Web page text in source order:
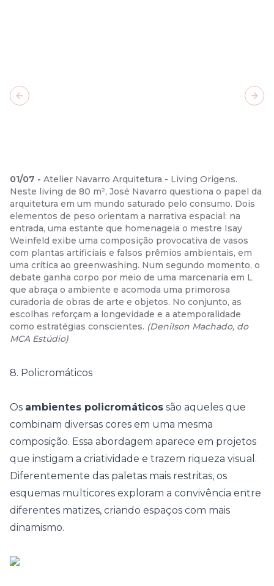
01/07 - Atelier Navarro Arquitetura - Living Origens.
Neste living de 80 m², José Navarro questiona o papel da
arquitetura em um mundo saturado pelo consumo. Dois
elementos de peso orientam a narrativa espacial: na
entrada, uma estante que homenageia o mestre Isay
Weinfeld exibe uma composição provocativa de vasos
com plantas artificiais e falsos prêmios ambientais, em
uma crítica ao greenwashing. Num segundo momento, o
debate ganha corpo por meio de uma marcenaria em L
que abraça o ambiente e acomoda uma primorosa
curadoria de obras de arte e objetos. No conjunto, as
escolhas reforçam a longevidade e a atemporalidade
como estratégias conscientes. (Denilson Machado, do
MCA Estúdio)
Previous slide
8. Policromáticos
Os ambientes policromáticos são aqueles que
combinam diversas cores em uma mesma
composição. Essa abordagem aparece em projetos
que instigam a criatividade e trazem riqueza visual.
Diferentemente das paletas mais restritas, os
esquemas multicores exploram a convivência entre
diferentes matizes, criando espaços com mais
dinamismo.